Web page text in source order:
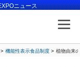
ニュース
機能性表示食品制度 植物由来